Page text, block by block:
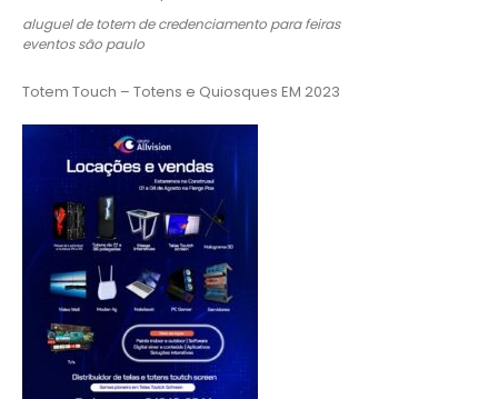
aluguel de totem de credenciamento para feiras
eventos são paulo
Totem Touch – Totens e Quiosques EM 2023